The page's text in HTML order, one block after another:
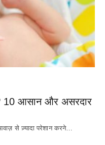
10 आसान और असरदार
से ज़्यादा परेशान करने…